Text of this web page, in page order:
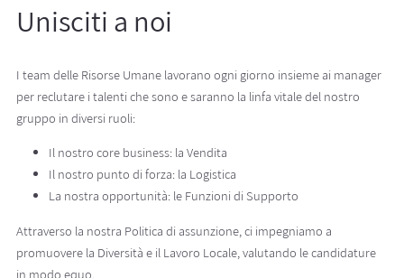
Unisciti a noi
I team delle Risorse Umane lavorano ogni giorno insieme ai manager
per reclutare i talenti che sono e saranno la linfa vitale del nostro
gruppo in diversi ruoli:
Il nostro core business: la Vendita
Il nostro punto di forza: la Logistica
La nostra opportunità: le Funzioni di Supporto
Attraverso la nostra Politica di assunzione, ci impegniamo a
promuovere la Diversità e il Lavoro Locale, valutando le candidature
in modo equo.